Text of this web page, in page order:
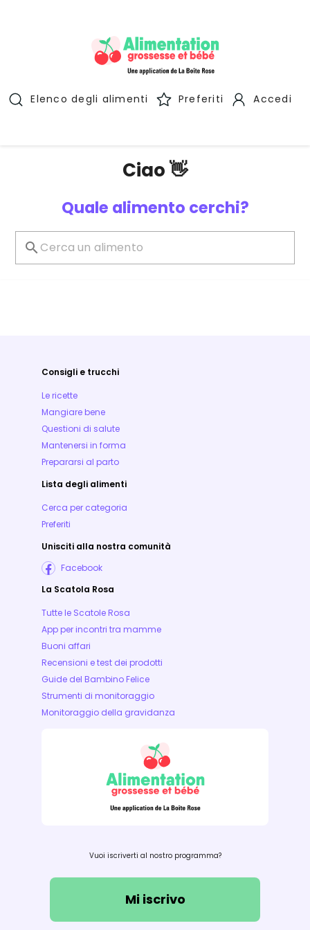
Elenco degli alimenti Preferiti Accedi
Ciao 👋
Quale alimento cerchi?
Consigli e trucchi
Le ricette
Mangiare bene
Questioni di salute
Mantenersi in forma
Prepararsi al parto
Lista degli alimenti
Cerca per categoria
Preferiti
Unisciti alla nostra comunità
Facebook
La Scatola Rosa
Tutte le Scatole Rosa
App per incontri tra mamme
Buoni affari
Recensioni e test dei prodotti
Guide del Bambino Felice
Strumenti di monitoraggio
Monitoraggio della gravidanza
Vuoi iscriverti al nostro programma?
Mi iscrivo